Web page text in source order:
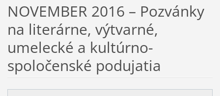
NOVEMBER 2016 – Pozvánky
na literárne, výtvarné,
umelecké a kultúrno-
spoločenské podujatia